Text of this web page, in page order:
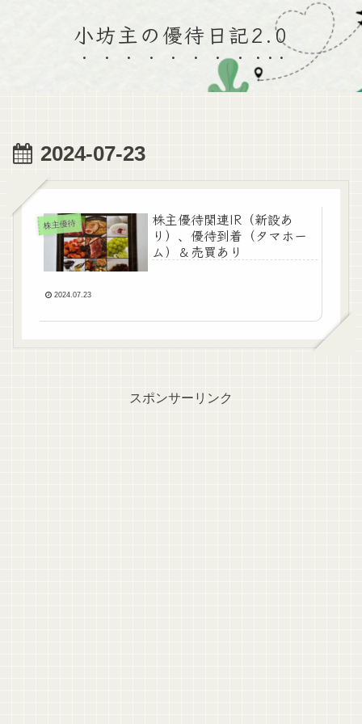
小坊主の優待日記2.0
2024-07-23
株主優待
株主優待関連IR（新設あ
り）、優待到着（タマホー
ム）＆売買あり
2024.07.23
スポンサーリンク